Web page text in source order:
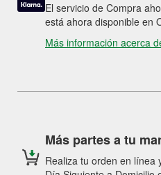
El servicio de Compra
está ahora disponible en
Más información acerca
Más partes a tu
Realiza tu orden en línea